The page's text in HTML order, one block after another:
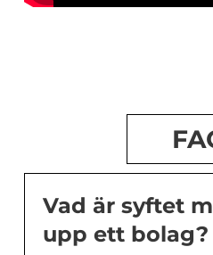
Vad är syftet
upp ett bolag?